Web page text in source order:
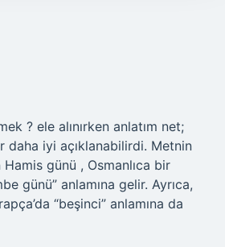
? ele alınırken anlatım net;
daha iyi açıklanabilirdi. Metnin
Hamis günü , Osmanlıca bir
günü” anlamına gelir. Ayrıca,
“beşinci” anlamına da